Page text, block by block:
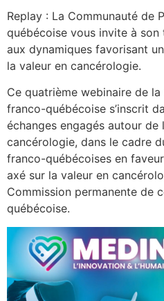
Replay : La Communauté de
québécoise vous invite à
aux dynamiques favorisant
la valeur en cancérologie.
Ce quatrième webinaire de
franco-québécoise s’inscrit
échanges engagés autour
cancérologie, dans le cadre
franco-québécoises en
axé sur la valeur en
Commission permanente de
québécoise.